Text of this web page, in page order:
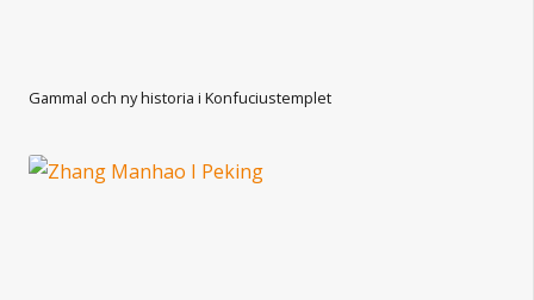
Gammal och ny historia i Konfuciustemplet